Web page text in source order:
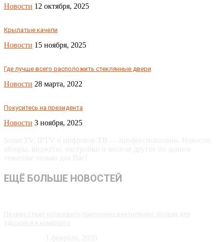
Новости 12 октября, 2025
Крылатые качели
Новости 15 ноября, 2025
Где лучше всего расположить стеклянные двери
Новости 28 марта, 2022
Покуситесь на президента
Новости 3 ноября, 2025
ЕЩЁ БОЛЬШЕ НОВОСТЕЙ